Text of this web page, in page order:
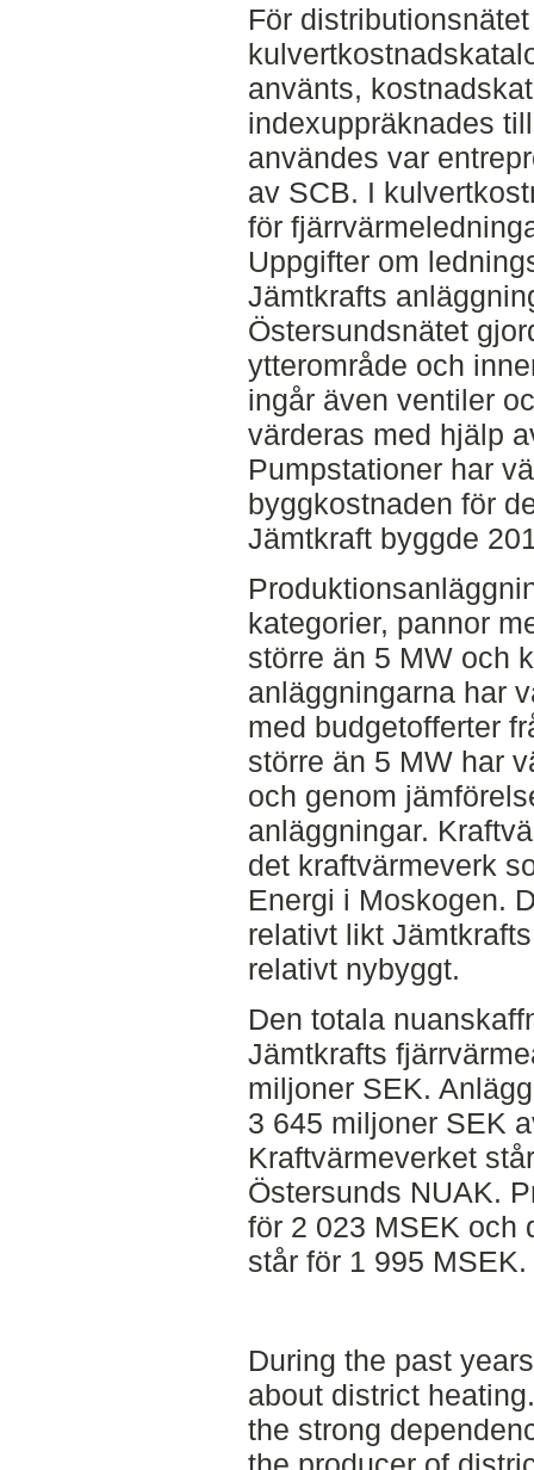
För
använts,
indexuppräknades
användes var
av SCB. I
för
Uppgifter om
Jämtkrafts
Östersundsnätet
ytterområde och
ingår även ventiler
värderas med hjälp
Pumpstationer har
byggkostnaden för
Jämtkraft byggde
kategorier, pannor
större än 5 MW och
anläggningarna har
med budgetofferter
större än 5 MW har
och genom
anläggningar.
det kraftvärmeverk
Energi i Moskogen.
relativt likt
relativt nybyggt.
Den totala
Jämtkrafts
miljoner SEK.
3 645 miljoner SEK
Kraftvärmeverket
Östersunds NUAK.
för 2 023 MSEK och
står för 1 995 MSEK.
During the past
about district
the strong